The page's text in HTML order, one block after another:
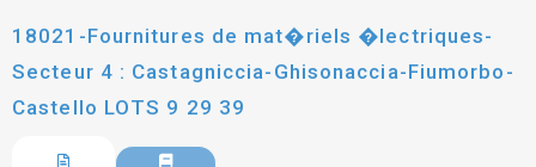
18021-Fournitures de mat�riels �lectriques-
Secteur 4 : Castagniccia-Ghisonaccia-Fiumorbo-
Castello LOTS 9 29 39